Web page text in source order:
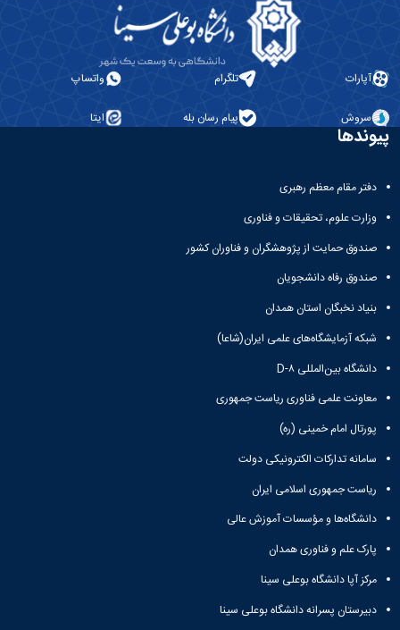
آپارات تلگرام واتساپ
سروش پیام رسان بله ایتا
پیوندها
دفتر مقام معظم رهبری
وزارت علوم، تحقیقات و فناوری
صندوق حمایت از پژوهشگران و فناوران کشور
صندوق رفاه دانشجویان
بنیاد نخبگان استان همدان
شبکه آزمایشگاه‌های علمی ایران(شاعا)
دانشگاه بین‌المللی D-۸
معاونت علمی فناوری ریاست جمهوری
پورتال امام خمینی (ره)
سامانه تدارکات الکترونیکی دولت
ریاست جمهوری اسلامی ایران
دانشگاه‌ها و مؤسسات آموزش عالی
پارک علم و فناوری همدان
مرکز آپا دانشگاه بوعلی سینا
دبیرستان پسرانه دانشگاه بوعلی سینا